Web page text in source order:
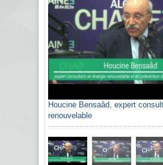
Houcine Bensaâd, expert
renouvelable